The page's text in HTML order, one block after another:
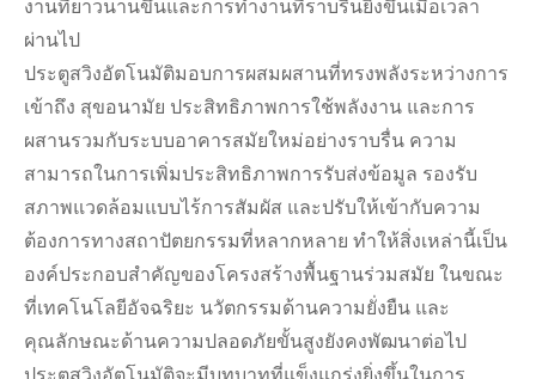
งานที่ยาวนานขึ้นและการทำงานที่ราบรื่นยิ่งขึ้นเมื่อเวลา
ผ่านไป
ประตูสวิงอัตโนมัติมอบการผสมผสานที่ทรงพลังระหว่างการ
เข้าถึง สุขอนามัย ประสิทธิภาพการใช้พลังงาน และการ
ผสานรวมกับระบบอาคารสมัยใหม่อย่างราบรื่น ความ
สามารถในการเพิ่มประสิทธิภาพการรับส่งข้อมูล รองรับ
สภาพแวดล้อมแบบไร้การสัมผัส และปรับให้เข้ากับความ
ต้องการทางสถาปัตยกรรมที่หลากหลาย ทำให้สิ่งเหล่านี้เป็น
องค์ประกอบสำคัญของโครงสร้างพื้นฐานร่วมสมัย ในขณะ
ที่เทคโนโลยีอัจฉริยะ นวัตกรรมด้านความยั่งยืน และ
คุณลักษณะด้านความปลอดภัยขั้นสูงยังคงพัฒนาต่อไป
ประตูสวิงอัตโนมัติจะมีบทบาทที่แข็งแกร่งยิ่งขึ้นในการ